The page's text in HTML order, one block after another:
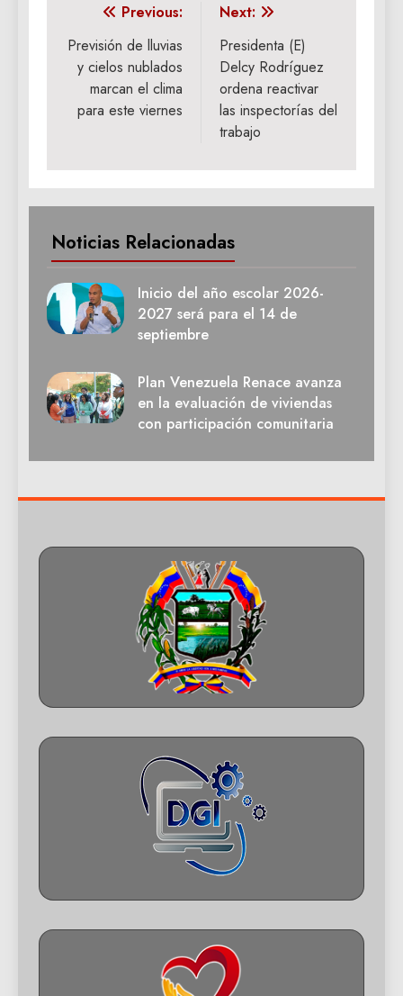
Navegación
de
entradas
Previous:
Previsión de lluvias
y cielos nublados
marcan el clima
para este viernes
Next:
Presidenta (E)
Delcy Rodríguez
ordena reactivar
las inspectorías del
trabajo
Noticias Relacionadas
Inicio del año escolar 2026-
2027 será para el 14 de
septiembre
Plan Venezuela Renace avanza
en la evaluación de viviendas
con participación comunitaria